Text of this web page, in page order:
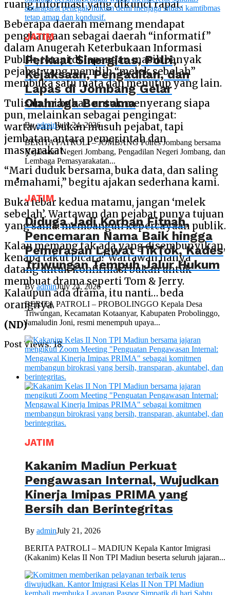
ruang informasi yang dikunci rapat.
Beberapa daerah memang mendapat
penghargaan sebagai daerah “informatif”
dalam Anugerah Keterbukaan Informasi
Publik, tetapi di lapangan masih banyak
pejabat yang memilih “melek sebelah”
membuka satu mata dan menutup yang lain.
Tulisan ini bukan untuk menyerang siapa
pun, melainkan sebagai pengingat:
wartawan bukan musuh pejabat, tapi
jembatan antara pemerintah dan
masyarakat.
“Mari duduk bersama, buka data, dan saling
memahami,” begitu ajakan sederhana kami.
Buka lebar kedua matamu, jangan ‘melek
sebelah’. Wartawan dan pejabat punya tujuan
yang sama: membangun kepercayaan publik.
Kalau memang tak ada yang disembunyikan,
kenapa takut bicara? Wartawan hanya
datang untuk konfirmasi bukan untuk
membuat drama seperti Tom & Jerry.
Kalaupun ada drama, itu nanti… beda
orangnya.
(ND)
Post Views: 18
JATIM
Perkuat Sinergitas, Polri,
Kejaksaan, Pengadilan, dan
Lapas di Jombang Gelar
Olahraga Bersama
ByadminJuly 24, 2026
BERITA PATROLI – JOMBANG Polres Jombang bersama
Kejaksaan Negeri Jombang, Pengadilan Negeri Jombang, dan
Lembaga Pemasyarakatan...
JATIM
Diduga Jadi Korban Fitnah,
Pencemaran Nama Baik hingga
Pemerasan Lewat TikTok, Kades
Triwungan Tempuh Jalur Hukum
ByadminJuly 24, 2026
BERITA PATROLI – PROBOLINGGO Kepala Desa
Triwungan, Kecamatan Kotaanyar, Kabupaten Probolinggo,
Jamaludin Joni, resmi menempuh upaya...
JATIM
Kakanim Madiun Perkuat
Pengawasan Internal, Wujudkan
Kinerja Imipas PRIMA yang
Bersih dan Berintegritas
By adminJuly 21, 2026
BERITA PATROLI – MADIUN Kepala Kantor Imigrasi
(Kakanim) Kelas II Non TPI Madiun beserta seluruh jajaran...